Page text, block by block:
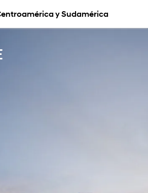
y Sudamérica